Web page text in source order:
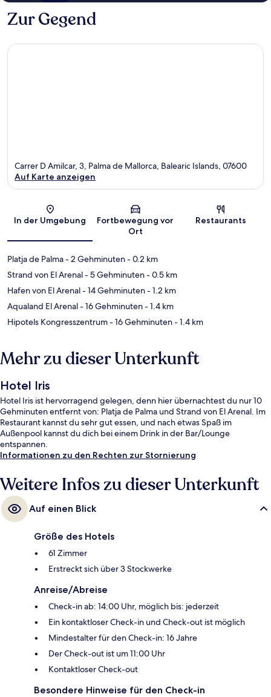
Zur Gegend
Karte
Carrer D Amilcar, 3, Palma de Mallorca, Balearic Islands, 07600
Auf Karte anzeigen
In der Umgebung
Fortbewegung vor
Ort
Restaurants
Platja de Palma- 2 Gehminuten- 0.2 km
Strand von El Arenal- 5 Gehminuten- 0.5 km
Hafen von El Arenal- 14 Gehminuten- 1.2 km
Aqualand El Arenal- 16 Gehminuten- 1.4 km
Hipotels Kongresszentrum- 16 Gehminuten- 1.4 km
Mehr zu dieser Unterkunft
Hotel Iris
Hotel Iris ist hervorragend gelegen, denn hier übernachtest du nur 10
Gehminuten entfernt von: Platja de Palma und Strand von El Arenal. Im
Restaurant kannst du sehr gut essen, und nach etwas Spaß im
Außenpool kannst du dich bei einem Drink in der Bar/Lounge
entspannen.
Informationen zu den Rechten zur Stornierung
Weitere Infos zu dieser Unterkunft
Auf einen Blick
Größe des Hotels
61 Zimmer
Erstreckt sich über 3 Stockwerke
Anreise/Abreise
Check-in ab: 14:00 Uhr, möglich bis: jederzeit
Ein kontaktloser Check-in und Check-out ist möglich
Mindestalter für den Check-in: 16 Jahre
Der Check-out ist um 11:00 Uhr
Kontaktloser Check-out
Besondere Hinweise für den Check-in